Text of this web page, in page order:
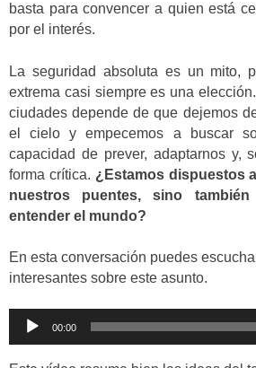
basta para convencer a quien está
por el interés.
La seguridad absoluta es un mito,
extrema casi siempre es una
ciudades depende de que dejemos
el cielo y empecemos a buscar
capacidad de prever, adaptarnos y,
forma crítica. ¿Estamos dispuestos
nuestros puentes, sino
entender el mundo?
En esta conversación puedes
interesantes sobre este asunto.
Reproductor
00:00